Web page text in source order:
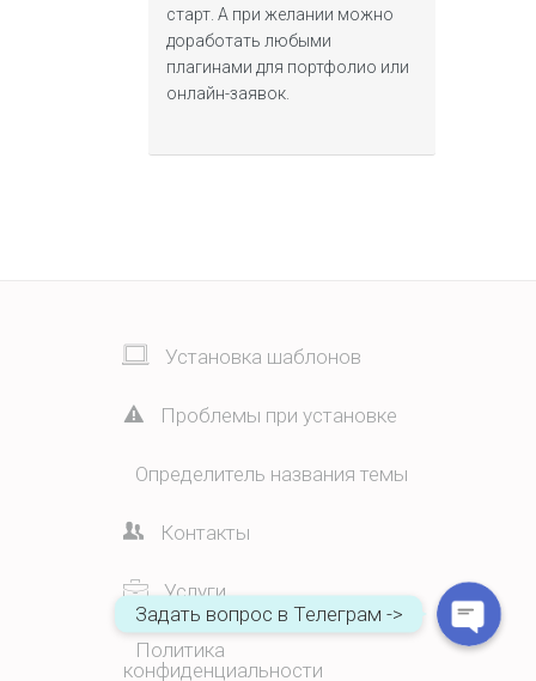
старт. А при желании можно
доработать любыми
плагинами для портфолио или
онлайн-заявок.
Установка шаблонов
Проблемы при установке
Определитель названия темы
Контакты
Услуги
Политика
конфиденциальности
Задать вопрос в Телеграм ->